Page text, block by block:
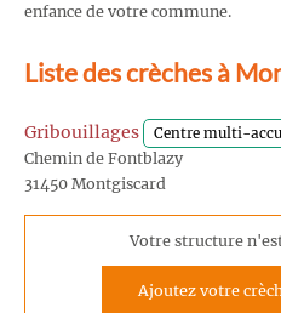
enfance de votre commune.
Liste des crèches à
Gribouillages Centre multi-
Chemin de Fontblazy
31450 Montgiscard
Votre structure
Ajoutez votre